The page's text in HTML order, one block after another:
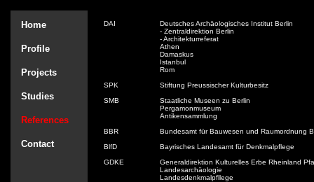
Home
Profile
Projects
Studies
References
Contact
DAI
SPK
SMB
BBR
BlfD
GDKE
Deutsches Archäologisches Institut Berlin
- Zentraldirektion Berlin
- Architekturreferat
Athen
Damaskus
Istanbul
Rom
Stiftung Preussischer Kulturbesitz
Staatliche Museen zu Berlin
Pergamonmuseum
Antikensammlung
Bundesamt für Bauwesen und Raumordnung
Bayrisches Landesamt für Denkmalpflege
Generaldirektion Kulturelles Erbe Rheinland
Landesarchäologie
Landesdenkmalpfllege